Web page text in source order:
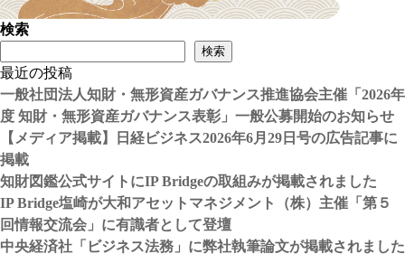
検索
検索
最近の投稿
一般社団法人知財・無形資産ガバナンス推進協会主催「2026年
度 知財・無形資産ガバナンス表彰」一般公募開始のお知らせ
【メディア掲載】日経ビジネス2026年6月29日号の広告記事に
掲載
知財図鑑公式サイトにIP Bridgeの取組みが掲載されました
IP Bridge塩崎が大和アセットマネジメント（株）主催「第５
回情報交流会」に有識者として登壇
中央経済社「ビジネス法務」に弊社執筆論文が掲載されました